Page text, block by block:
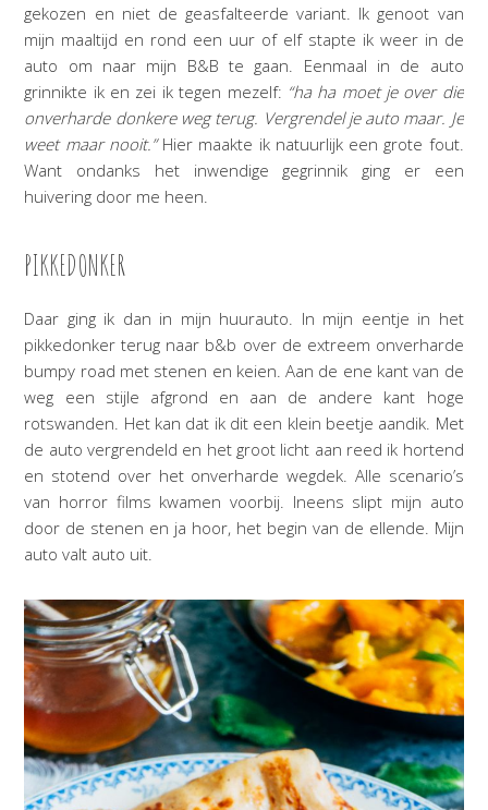
gekozen en niet de geasfalteerde variant. Ik genoot van
mijn maaltijd en rond een uur of elf stapte ik weer in de
auto om naar mijn B&B te gaan. Eenmaal in de auto
grinnikte ik en zei ik tegen mezelf: “ha ha moet je over die
onverharde donkere weg terug. Vergrendel je auto maar. Je
weet maar nooit.”Hier maakte ik natuurlijk een grote fout.
Want ondanks het inwendige gegrinnik ging er een
huivering door me heen.
PIKKEDONKER
Daar ging ik dan in mijn huurauto. In mijn eentje in het
pikkedonker terug naar b&b over de extreem onverharde
bumpy road met stenen en keien. Aan de ene kant van de
weg een stijle afgrond en aan de andere kant hoge
rotswanden. Het kan dat ik dit een klein beetje aandik. Met
de auto vergrendeld en het groot licht aan reed ik hortend
en stotend over het onverharde wegdek. Alle scenario’s
van horror films kwamen voorbij. Ineens slipt mijn auto
door de stenen en ja hoor, het begin van de ellende. Mijn
auto valt auto uit.